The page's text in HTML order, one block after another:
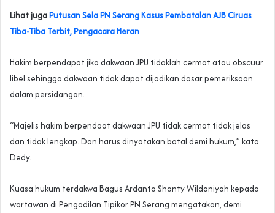
Lihat jugaPutusan Sela PN Serang Kasus Pembatalan AJB Ciruas
Tiba-Tiba Terbit, Pengacara Heran
Hakim berpendapat jika dakwaan JPU tidaklah cermat atau obscuur
libel sehingga dakwaan tidak dapat dijadikan dasar pemeriksaan
dalam persidangan.
“Majelis hakim berpendaat dakwaan JPU tidak cermat tidak jelas
dan tidak lengkap. Dan harus dinyatakan batal demi hukum,” kata
Dedy.
Kuasa hukum terdakwa Bagus Ardanto Shanty Wildaniyah kepada
wartawan di Pengadilan Tipikor PN Serang mengatakan, demi